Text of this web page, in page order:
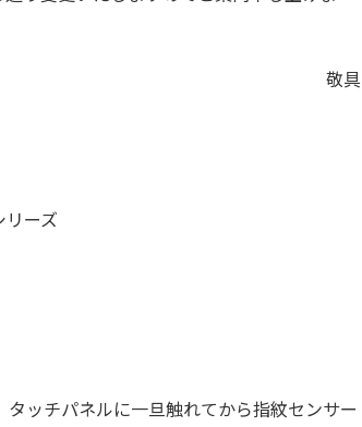
敬具
ーズ
ッチパネルに一旦触れてから指紋センサー